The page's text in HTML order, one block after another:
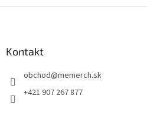
Kontakt
obchod@memerch.sk
+421 907 267 877